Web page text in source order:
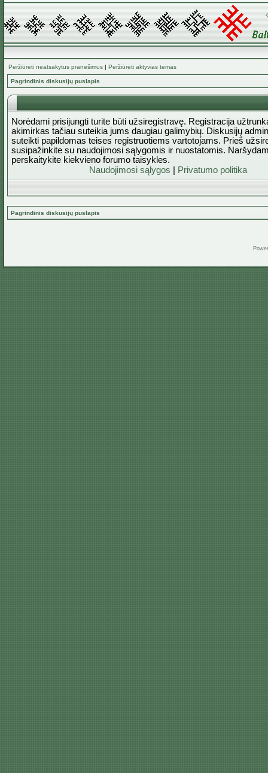
Peržiūrėti neatsakytus pranešimus | Peržiūrėti aktyvias temas
Pagrindinis diskusijų puslapis
Norėdami prisijungti turite būti užsiregistravę. Registracija
akimirkas tačiau suteikia jums daugiau galimybių. Diskusijų
suteikti papildomas teises registruotiems vartotojams. Prieš
susipažinkite su naudojimosi sąlygomis ir nuostatomis.
perskaitykite kiekvieno forumo taisykles.
Naudojimosi sąlygos
Privatumo politika
Pagrindinis diskusijų puslapis